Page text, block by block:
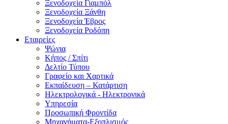
Ξενοδοχεία Γιαμπόλ
Ξενοδοχεία Ξάνθη
Ξενοδοχεία Έβρος
Ξενοδοχεία Ροδόπη
Εταιρείες
Ψώνια
Κήπος / Σπίτι
Δελτίο Τύπου
Γραφείο και Χαρτικά
Εκπαίδευση – Κατάρτιση
Ηλεκτρολογικά - Ηλεκτρονικά
Υπηρεσία
Προσωπική Φροντίδα
Μηχανήματα-Εξοπλισμός